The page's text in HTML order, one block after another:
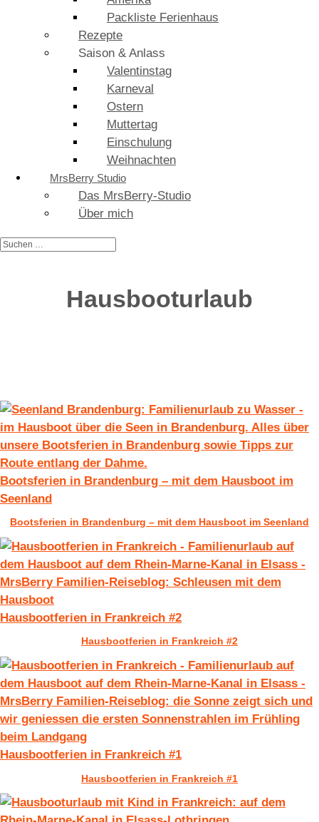
Packliste Ferienhaus
Rezepte
Saison & Anlass
Valentinstag
Karneval
Ostern
Muttertag
Einschulung
Weihnachten
MrsBerry Studio
Das MrsBerry-Studio
Über mich
Hausbooturlaub
Bootsferien in Brandenburg – mit dem Hausboot im
Seenland
Bootsferien in Brandenburg – mit dem Hausboot im Seenland
Hausbootferien in Frankreich #2
Hausbootferien in Frankreich #2
Hausbootferien in Frankreich #1
Hausbootferien in Frankreich #1